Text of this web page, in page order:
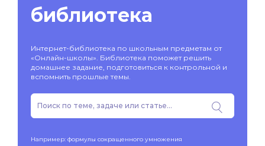
библиотека
Интернет-библиотека по школьным предметам от
«Онлайн-школы». Библиотека поможет решить
домашнее задание, подготовиться к контрольной и
вспомнить прошлые темы.
Например: формулы сокращенного умножения